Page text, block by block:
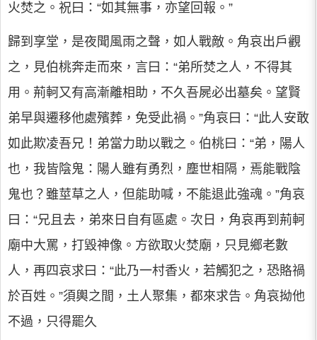
火焚之。祝曰：“如其無事，亦望回報。”
歸到享堂，是夜聞風雨之聲，如人戰敵。角哀出戶觀
之，見伯桃奔走而來，言曰：“弟所焚之人，不得其
用。荊軻又有高漸離相助，不久吾屍必出墓矣。望賢
弟早與遷移他處殯葬，免受此禍。”角哀曰：“此人安敢
如此欺凌吾兄！弟當力助以戰之。伯桃曰：“弟，陽人
也，我皆陰鬼：陽人雖有勇烈，塵世相隔，焉能戰陰
鬼也？雖莖草之人，但能助喊，不能退此強魂。”角哀
曰：“兄且去，弟來日自有區處。次日，角哀再到荊軻
廟中大罵，打毀神像。方欲取火焚廟，只見鄉老數
人，再四哀求曰：“此乃一村香火，若觸犯之，恐賂禍
於百姓。”須輿之間，土人聚集，都來求告。角哀拗他
不過，只得罷久